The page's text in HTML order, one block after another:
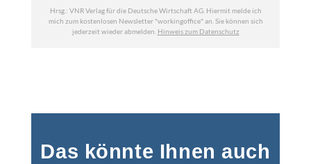
Das könnte Ihnen auch